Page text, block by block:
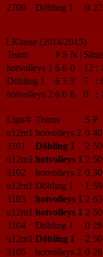
2709
Döbling 1 0 27
1.Klasse (2014/2015)
Team
# S N |
hotvolleys 1 6 6 0 12 : 1
Döbling 1
6 3 3 7 :
hotvolleys 2 6 0 6 0 :
Liga/# Teams S P
u12m1 hotvolleys 2 0 40
3101
Döbling 1 2 50
u12m1 hotvolleys 1 2 50
3102
hotvolleys 2 0 30
u12m1 Döbling 1 1 59
3103
hotvolleys 1 2 63
u12m1 hotvolleys 1 2 50
3104
Döbling 1 0 28
u12m1 Döbling 1 2 50
3105
hotvolleys 2 0 26